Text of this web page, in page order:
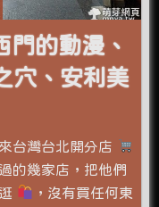
的動漫、
穴、安利美
台灣台北開分店
的幾家店，把他們
，沒有買任何東